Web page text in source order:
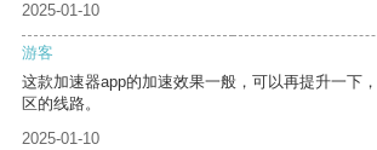
2025-01-10
游客
这款加速器app的加速效果一般，可以再提升一下
区的线路。
2025-01-10